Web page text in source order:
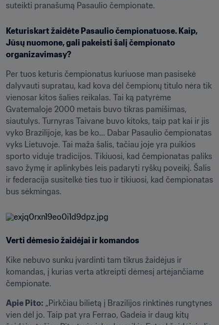
suteikti pranašumą Pasaulio čempionate.
Keturiskart žaidėte Pasaulio čempionatuose. Kaip,
Jūsų nuomone, gali pakeisti šalį čempionato
organizavimasy?
Per tuos keturis čempionatus kuriuose man pasisekė
dalyvauti supratau, kad kova dėl čempionų titulo nėra tik
vienosar kitos šalies reikalas. Tai ką patyrėme
Gvatemaloje 2000 metais buvo tikras pamišimas,
siautulys. Turnyras Taivane buvo kitoks, taip pat kai ir jis
vyko Brazilijoje, kas be ko... Dabar Pasaulio čempionatas
vyks Lietuvoje. Tai maža šalis, tačiau joje yra puikios
sporto viduje tradicijos. Tikiuosi, kad čempionatas paliks
savo žymę ir aplinkybės leis padaryti ryškų poveikį. Šalis
ir federacija susitelkė ties tuo ir tikiuosi, kad čempionatas
bus sėkmingas.
Verti dėmesio žaidėjai ir komandos
Kike nebuvo sunku įvardinti tam tikrus žaidėjus ir
komandas, į kurias verta atkreipti dėmesį artėjančiame
čempionate.
Apie Pito: „Pirkčiau bilietą į Brazilijos rinktinės rungtynes
vien dėl jo. Taip pat yra Ferrao, Gadeia ir daug kitų